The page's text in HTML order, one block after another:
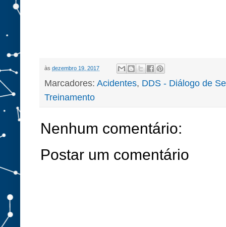
às dezembro 19, 2017
Marcadores: Acidentes, DDS - Diálogo de
Treinamento
Nenhum comentário:
Postar um comentário